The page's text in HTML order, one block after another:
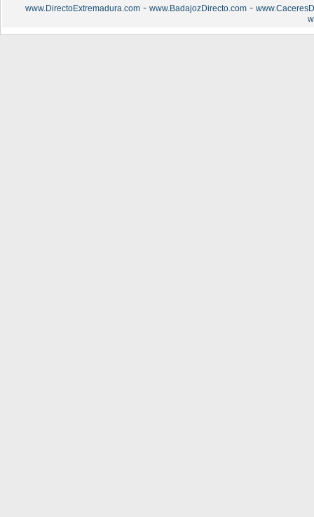
www.DirectoExtremadura.com - www.BadajozDirecto.com -